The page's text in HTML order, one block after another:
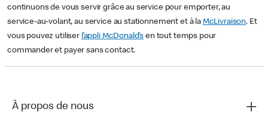
continuons de vous servir grâce au service pour emporter, au
service-au-volant, au service au stationnement et à la McLivraison. Et
vous pouvez utiliser l’appli McDonald’s en tout temps pour
commander et payer sans contact.
À propos de nous